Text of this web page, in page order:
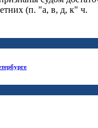
(п. "а, в, д, к" ч.